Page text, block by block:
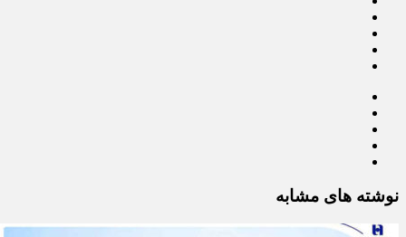
نوشته های مشابه